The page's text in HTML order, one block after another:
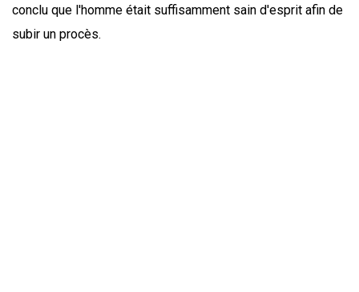
conclu que l'homme était suffisamment sain d'esprit afin de
subir un procès.